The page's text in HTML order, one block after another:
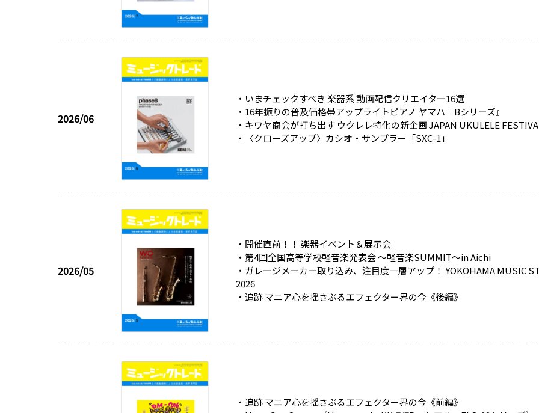
2026/06
・いまチェックすべき 楽器系 動画配信クリエイター16選
・16年振りの普及価格帯アップライトピアノ ヤマハ『Bシリーズ』
・キワヤ商会が打ち出す ウクレレ特化の新企画 JAPAN UKULELE
・〈クローズアップ〉カシオ・サンプラー「SXC-1」
2026/05
・開催直前！！ 楽器イベント＆展示会
・第4回全国高等学校軽音楽発表会 ～軽音楽SUMMIT～in Aichi
・ガレージメーカー取り込み、注目度一層アップ！ YOKOHAMA MUSIC
2026
・追跡 マニア心を揺さぶるエフェクター界の今《後編》
・追跡 マニア心を揺さぶるエフェクター界の今《前編》